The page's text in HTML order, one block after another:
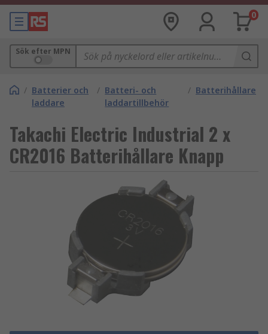
0
Sök efter MPN
/ Batterier och
laddare
/ Batteri- och
laddartillbehör
/ Batterihållare
Takachi Electric Industrial 2 x
CR2016 Batterihållare Knapp